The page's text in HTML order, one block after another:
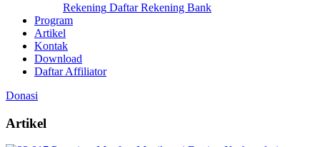
Rekening Daftar Rekening Bank
Program
Artikel
Kontak
Download
Daftar Affiliator
Donasi
Artikel